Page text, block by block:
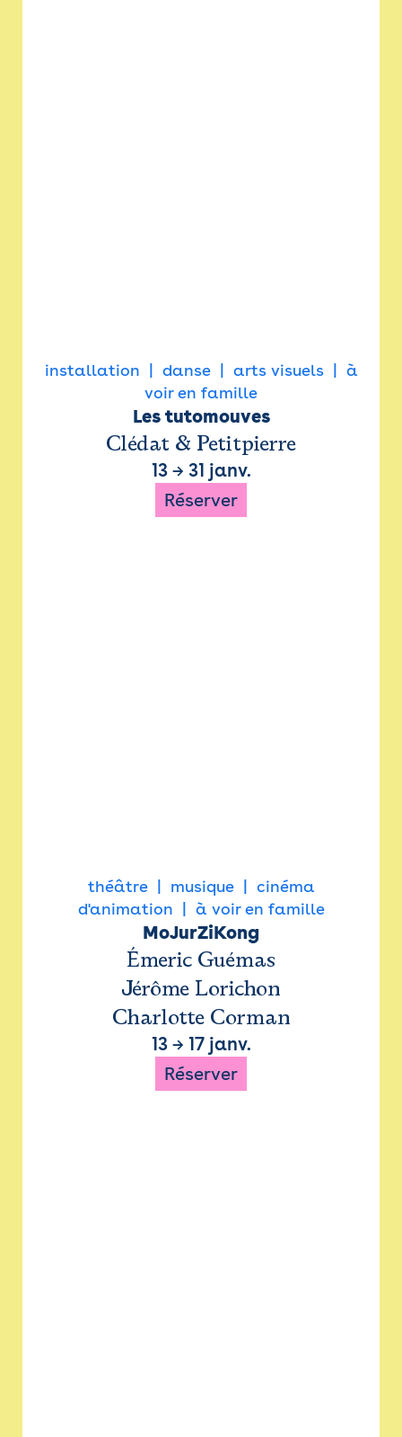
installation danse arts visuels
à
voir en famille
Les tutomouves
Clédat & Petitpierre
13→ 31 janv.
Réserver
théâtre musique
cinéma
d'animation
à voir en famille
MoJurZiKong
Émeric Guémas
Jérôme Lorichon
Charlotte Corman
13→ 17 janv.
Réserver